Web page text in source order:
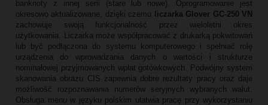
banknoty z innej serii (stare lub nowe). Oprogramowanie jest
okresowo aktualizowane, dzięki czemu
liczarka Glover GC-250 VN
zachowuje swoją funkcjonalność przez wieloletni okres
użytkowania. Liczarka może współpracować z drukarką pokwitowań
lub być podłączona do systemu komputerowego i spełniać rolę
urządzenia do wprowadzania danych o wartości i strukturze
nominałowej przyjmowanych wpłat gotówkowych. Podwójny system
skanowania obrazu CIS zapewnia dobre rezultaty pracy oraz daje
możliwość rozpoznawania numerów seryjnych wybranych walut.
Obsługa menu w języku polskim ułatwia pracę przy wykorzystaniu